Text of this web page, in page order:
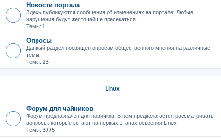
Новости портала
Здесь публикуются сообщения об изменениях на портале. Любые
нарушения будут жесточайше пресекаться.
Темы: 1
Опросы
Данный раздел посвящен опросам общественного мнения на различные
темы.
Темы: 23
Linux
Форум для чайников
Форум предназначен для новичков. В нем предполагается рассматривать
вопросы, которые встают на первых этапах освоения Linux
Темы: 3775